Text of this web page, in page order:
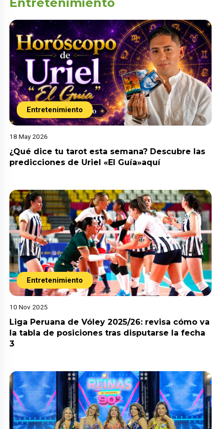
Entretenimiento
18 May 2026
¿Qué dice tu tarot esta semana? Descubre las
predicciones de Uriel «El Guía»aquí
Entretenimiento
10 Nov 2025
Liga Peruana de Vóley 2025/26: revisa cómo va
la tabla de posiciones tras disputarse la fecha
3